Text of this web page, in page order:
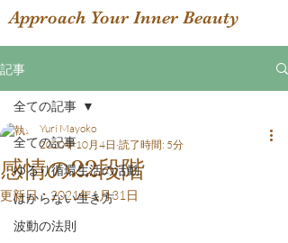
Approach Your Inner Beauty
記事
全ての記事
ゆるり循環生活の活動
はからない生き方
波動の法則
全ての記事
感情の22段階
Yuri Mayoko
2020年10月4日 読了時間: 5分
更新日：2021年1月31日